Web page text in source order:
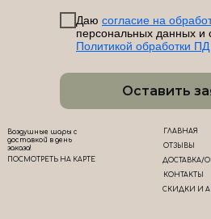
Даю согласие на
персональных данных и
Политикой обработки ПД
Оставить
ОТЗЫВЫ
ГЛАВНАЯ
ДОСТАВКА/
СКИДКИ И
КОНТАКТЫ
Воздушные шары с
доставкой в день
заказа!
ПОСМОТРЕТЬ НА КАРТЕ